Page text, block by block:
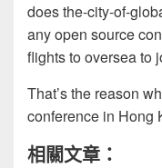
does the-city-of-
any open source
flights to oversea to
That’s the reason
conference in Hong
相關文章：